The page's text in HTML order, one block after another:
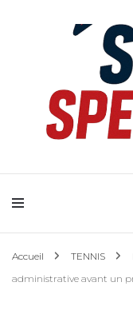
Accueil TENNIS
administrative avant un